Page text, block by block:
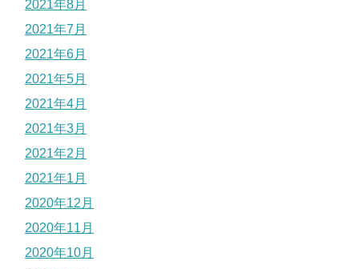
2021年8月
2021年7月
2021年6月
2021年5月
2021年4月
2021年3月
2021年2月
2021年1月
2020年12月
2020年11月
2020年10月